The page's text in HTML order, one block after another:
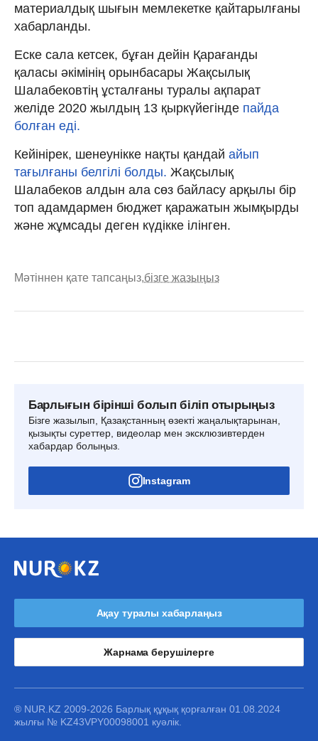
материалдық шығын мемлекетке қайтарылғаны
хабарланды.
Еске сала кетсек, бұған дейін Қарағанды ​​
қаласы әкімінің орынбасары Жақсылық
Шалабековтің ұсталғаны туралы ақпарат
желіде 2020 жылдың 13 қыркүйегінде пайда
болған еді.
Кейінірек, шенеунікке нақты қандай айып
тағылғаны белгілі болды. Жақсылық
Шалабеков алдын ала сөз байласу арқылы бір
топ адамдармен бюджет қаражатын жымқырды
және жұмсады деген күдікке ілінген.
Мәтіннен қате тапсаңыз,бізге жазыңыз
Барлығын бірінші болып біліп отырыңыз
Бізге жазылып, Қазақстанның өзекті жаңалықтарынан,
қызықты суреттер, видеолар мен эксклюзивтерден
хабардар болыңыз.
Instagram
Ақау туралы хабарлаңыз
Жарнама берушілерге
® NUR.KZ 2009-2026 Барлық құқық қорғалған 01.08.2024
жылғы № KZ43VPY00098001 куәлік.